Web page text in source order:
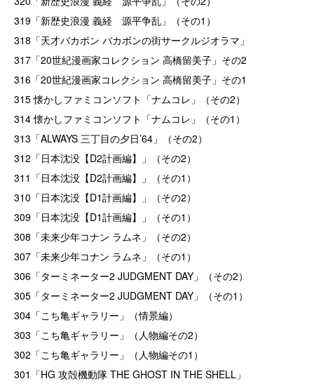
319「新歴史浪漫 義経 源平争乱」（その1）
318「天才バカボン バカボンの街サークルジオラマ」
317「20世紀漫画家コレクション 高橋留美子」その2
316「20世紀漫画家コレクション 高橋留美子」その1
315 懐かしファミコンソフト「ナムコレ」（その2）
314 懐かしファミコンソフト「ナムコレ」（その1）
313「ALWAYS 三丁目の夕日’64」（その2）
312「日本沈没【D2計画編】」（その2）
311「日本沈没【D2計画編】」（その1）
310「日本沈没【D1計画編】」（その2）
309「日本沈没【D1計画編】」（その1）
308「未来少年コナン ラムネ」（その2）
307「未来少年コナン ラムネ」（その1）
306「ターミネーター2 JUDGMENT DAY」（その2）
305「ターミネーター2 JUDGMENT DAY」（その1）
304「こち亀ギャラリー」（情景編）
303「こち亀ギャラリー」（人物編その2）
302「こち亀ギャラリー」（人物編その1）
301「HG 攻殻機動隊 THE GHOST IN THE SHELL」